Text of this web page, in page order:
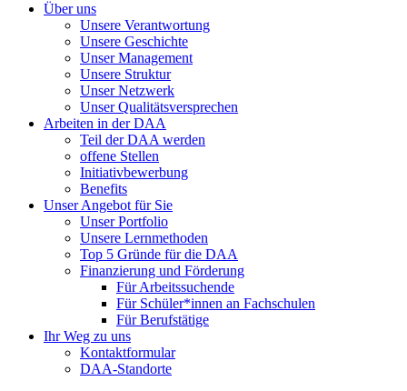
Über uns
Unsere Verantwortung
Unsere Geschichte
Unser Management
Unsere Struktur
Unser Netzwerk
Unser Qualitätsversprechen
Arbeiten in der DAA
Teil der DAA werden
offene Stellen
Initiativbewerbung
Benefits
Unser Angebot für Sie
Unser Portfolio
Unsere Lernmethoden
Top 5 Gründe für die DAA
Finanzierung und Förderung
Für Arbeitssuchende
Für Schüler*innen an Fachschulen
Für Berufstätige
Ihr Weg zu uns
Kontaktformular
DAA-Standorte